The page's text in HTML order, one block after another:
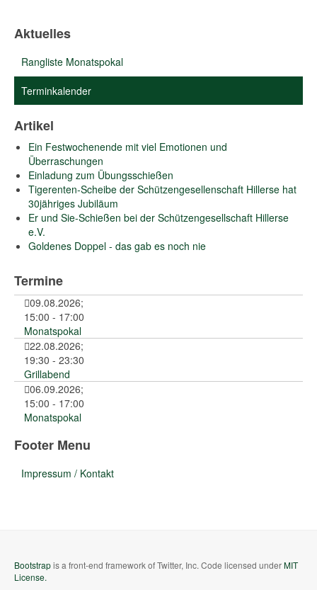
Aktuelles
Rangliste Monatspokal
Terminkalender
Artikel
Ein Festwochenende mit viel Emotionen und
Überraschungen
Einladung zum Übungsschießen
Tigerenten-Scheibe der Schützengesellenschaft Hillerse hat
30jähriges Jubiläum
Er und Sie-Schießen bei der Schützengesellschaft Hillerse
e.V.
Goldenes Doppel - das gab es noch nie
Termine
09.08.2026;
15:00 - 17:00
Monatspokal
22.08.2026;
19:30 - 23:30
Grillabend
06.09.2026;
15:00 - 17:00
Monatspokal
Footer Menu
Impressum / Kontakt
Bootstrapis a front-end framework of Twitter, Inc. Code licensed underMIT
License.